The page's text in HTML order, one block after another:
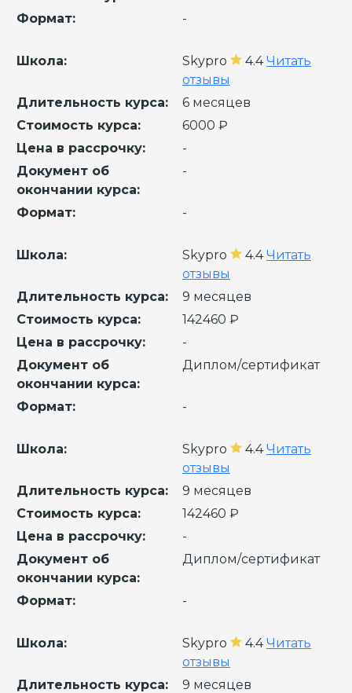
Формат:
-
Школа: Skypro 4.4Читать
отзывы
Длительность курса:
6 месяцев
Стоимость курса:
6000 ₽
Цена в рассрочку:
-
Документ об
окончании курса:
-
Формат: -
Школа: Skypro 4.4Читать
отзывы
Длительность курса:
9 месяцев
Стоимость курса:
142460 ₽
Цена в рассрочку:
-
Документ об
окончании курса:
Диплом/сертификат
Формат: -
Школа: Skypro 4.4Читать
отзывы
Длительность курса:
9 месяцев
Стоимость курса:
142460 ₽
Цена в рассрочку:
-
Документ об
окончании курса:
Диплом/сертификат
Формат: -
Школа: Skypro 4.4Читать
отзывы
Длительность курса:
9 месяцев